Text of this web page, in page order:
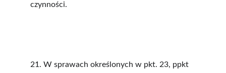
czynności.
21. W sprawach określonych w pkt. 23, ppkt